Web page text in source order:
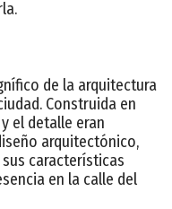
de la arquitectura
Construida en
el detalle eran
arquitectónico,
características
en la calle del